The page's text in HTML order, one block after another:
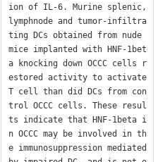
ion of IL-6. Murine splenic,
lymphnode and tumor-infiltra
ting DCs obtained from nude
mice implanted with HNF-1bet
a knocking down OCCC cells r
estored activity to activate
T cell than did DCs from con
trol OCCC cells. These resul
ts indicate that HNF-1beta i
n OCCC may be involved in th
e immunosuppression mediated